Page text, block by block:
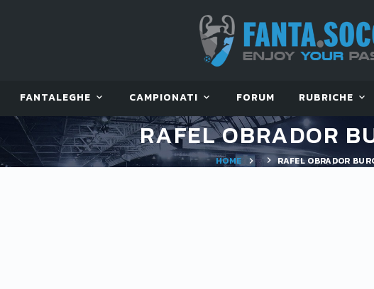
FANTALEGHE CAMPIONATI FORUM RUBRICHE
RAFEL OBRADOR
HOME RAFEL OBRADOR